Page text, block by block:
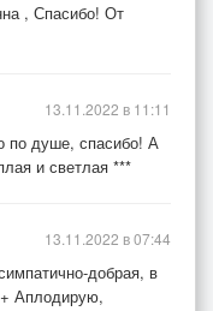
, Спасибо! От
по душе, спасибо! А
и светлая ***
13.11.2022 в 11:11
добрая, в
Аплодирую,
13.11.2022 в 07:44